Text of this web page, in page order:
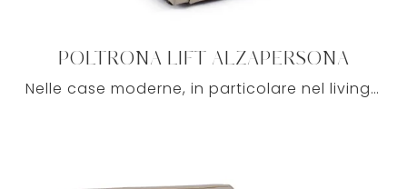
POLTRONA LIFT ALZAPERSONA
Nelle case moderne, in particolare nel living, non mancano mai salotti e poltrone, che sono confortevoli pezzi d’arredo fondamentali per assicurare ...